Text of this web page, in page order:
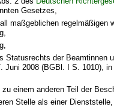
Gesetzes,
maßgeblichen regelmäßigen
Statusrechts der Beamtinnen
Juni 2008 (BGBl. I S. 1010), in
einem anderen Teil der
Stelle als einer Dienststelle,